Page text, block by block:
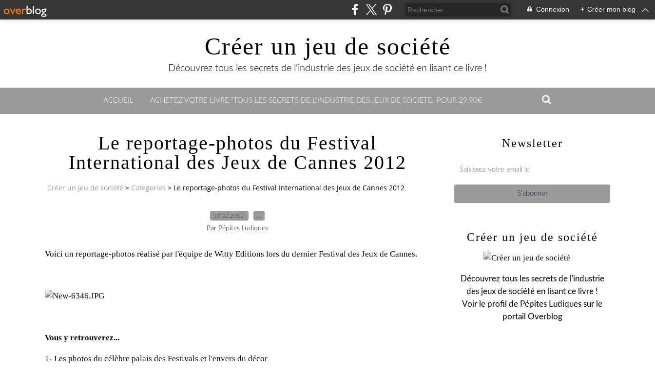
Connexion + Créer mon blog
Créer un jeu de société
Découvrez tous les secrets de l'industrie des jeux de société en lisant ce livre !
ACCUEIL ACHETEZ VOTRE LIVRE "TOUS LES SECRETS DE L'INDUSTRIE DES JEUX DE SOCIETE" POUR 29,90€
Le reportage-photos du Festival
International des Jeux de Cannes 2012
Créer un jeu de société > Categories > Le reportage-photos du Festival International des Jeux de Cannes 2012
22.02.2012
Par Pépites Ludiques
Voici un reportage-photos réalisé par l'équipe de Witty Editions lors du dernier Festival des Jeux de Cannes.
Vous y retrouverez...
1- Les photos du célèbre palais des Festivals et l'envers du décor
Newsletter
Créer un jeu de société
Découvrez tous les secrets de l'industrie
des jeux de société en lisant ce livre !
Voir le profil de Pépites Ludiques sur le
portail Overblog